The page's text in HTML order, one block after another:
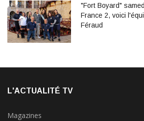
"Fort Boyard"
France 2, voici
Féraud
L'ACTUALITÉ TV
Magazines